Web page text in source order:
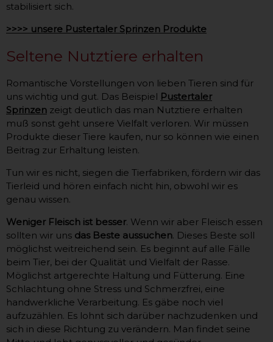
stabilisiert sich.
>>>> unsere Pustertaler Sprinzen Produkte
Seltene Nutztiere erhalten
Romantische Vorstellungen von lieben Tieren sind für
uns wichtig und gut. Das Beispiel Pustertaler
Sprinzen zeigt deutlich das man Nutztiere erhalten
muß sonst geht unsere Vielfalt verloren. Wir müssen
Produkte dieser Tiere kaufen, nur so können wie einen
Beitrag zur Erhaltung leisten.
Tun wir es nicht, siegen die Tierfabriken, fördern wir das
Tierleid und hören einfach nicht hin, obwohl wir es
genau wissen.
Weniger Fleisch ist besser. Wenn wir aber Fleisch essen
sollten wir uns das Beste aussuchen. Dieses Beste soll
möglichst weitreichend sein. Es beginnt auf alle Fälle
beim Tier, bei der Qualität und Vielfalt der Rasse.
Möglichst artgerechte Haltung und Fütterung. Eine
Schlachtung ohne Stress und Schmerzfrei, eine
handwerkliche Verarbeitung. Es gäbe noch viel
aufzuzählen. Es lohnt sich darüber nachzudenken und
sich in diese Richtung zu verändern. Man findet seine